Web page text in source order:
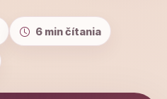
6 min čítania